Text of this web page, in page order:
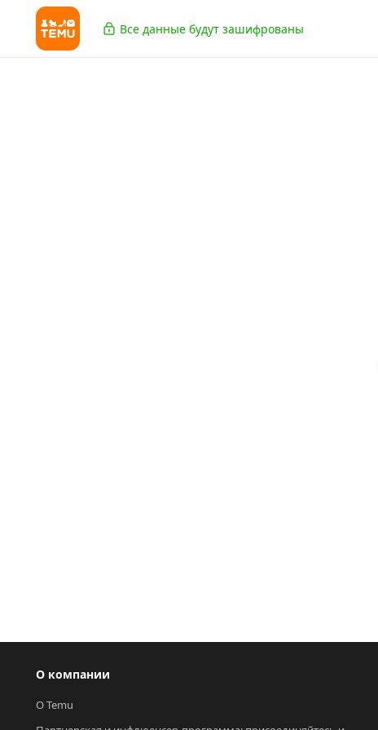
Все данные будут зашифрованы
О компании
О Temu